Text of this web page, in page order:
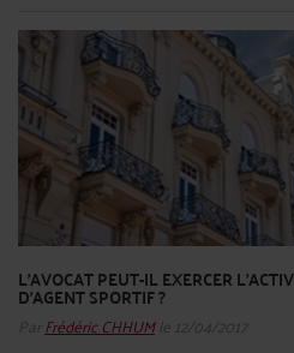
L'AVOCAT PEUT-IL EXERCER
D'AGENT SPORTIF ?
Par Frédéric CHHUMle 12/04/2017